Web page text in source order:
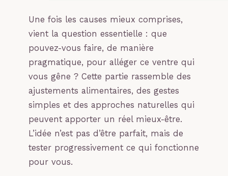
Une fois les causes mieux comprises,
vient la question essentielle : que
pouvez-vous faire, de manière
pragmatique, pour alléger ce ventre qui
vous gêne ? Cette partie rassemble des
ajustements alimentaires, des gestes
simples et des approches naturelles qui
peuvent apporter un réel mieux-être.
L’idée n’est pas d’être parfait, mais de
tester progressivement ce qui fonctionne
pour vous.